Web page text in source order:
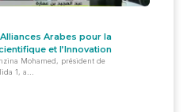
Arabes pour la
et l’Innovation
Mohamed, président de
1, a...